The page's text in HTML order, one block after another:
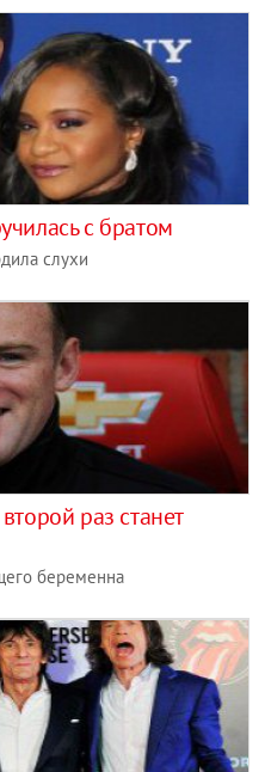
с братом
слухи
раз станет
беременна